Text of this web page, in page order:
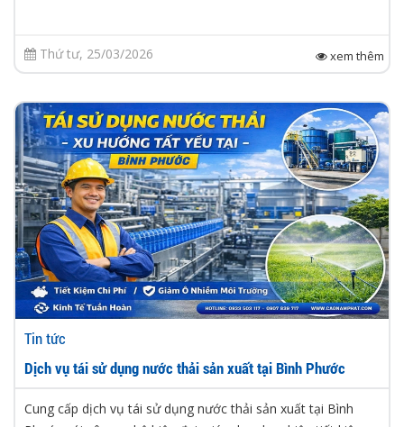
Thứ tư, 25/03/2026 xem thêm
Tin tức
Dịch vụ tái sử dụng nước thải sản xuất tại Bình Phước
Cung cấp dịch vụ tái sử dụng nước thải sản xuất tại Bình